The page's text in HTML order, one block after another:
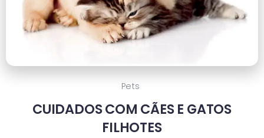
Pets
CUIDADOS COM CÃES E GATOS
FILHOTES